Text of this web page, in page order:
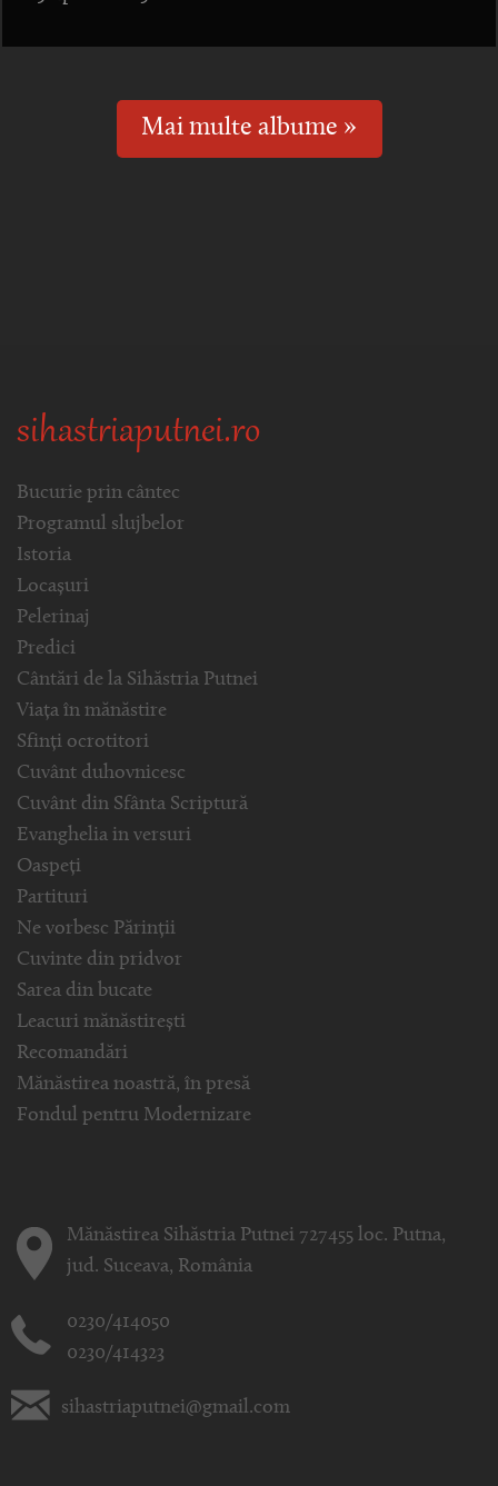
Mai multe albume »
sihastriaputnei.ro
Bucurie prin cântec
Programul slujbelor
Istoria
Locașuri
Pelerinaj
Predici
Cântări de la Sihăstria Putnei
Viața în mănăstire
Sfinți ocrotitori
Cuvânt duhovnicesc
Cuvânt din Sfânta Scriptură
Evanghelia in versuri
Oaspeți
Partituri
Ne vorbesc Părinții
Cuvinte din pridvor
Sarea din bucate
Leacuri mănăstirești
Recomandări
Mănăstirea noastră, în presă
Fondul pentru Modernizare
Mănăstirea Sihăstria Putnei 727455 loc. Putna,
jud. Suceava, România
0230/414050
0230/414323
sihastriaputnei@gmail.com